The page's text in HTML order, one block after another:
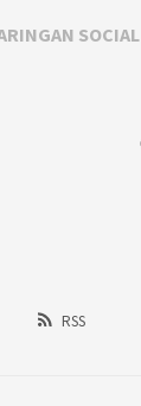
SOCIAL
RSS